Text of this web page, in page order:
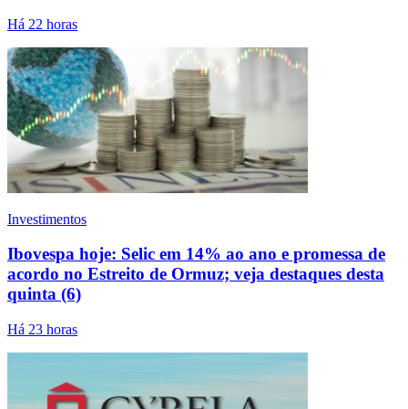
Há 22 horas
Investimentos
Ibovespa hoje: Selic em 14% ao ano e promessa de
acordo no Estreito de Ormuz; veja destaques desta
quinta (6)
Há 23 horas